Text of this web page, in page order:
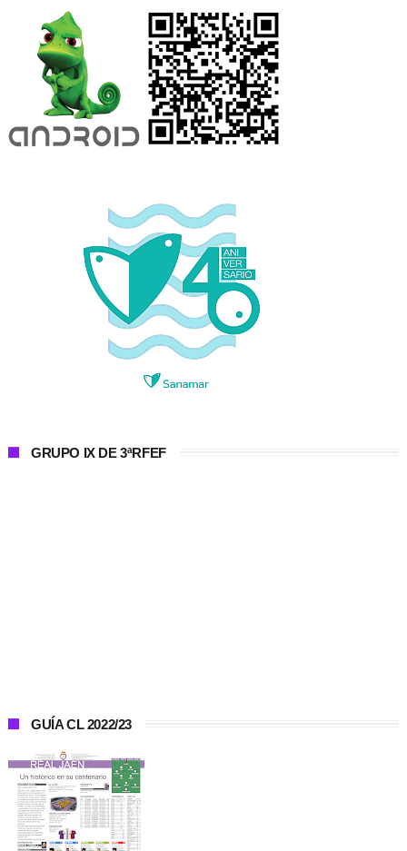
GRUPO IX DE 3ªRFEF
GUÍA CL 2022/23